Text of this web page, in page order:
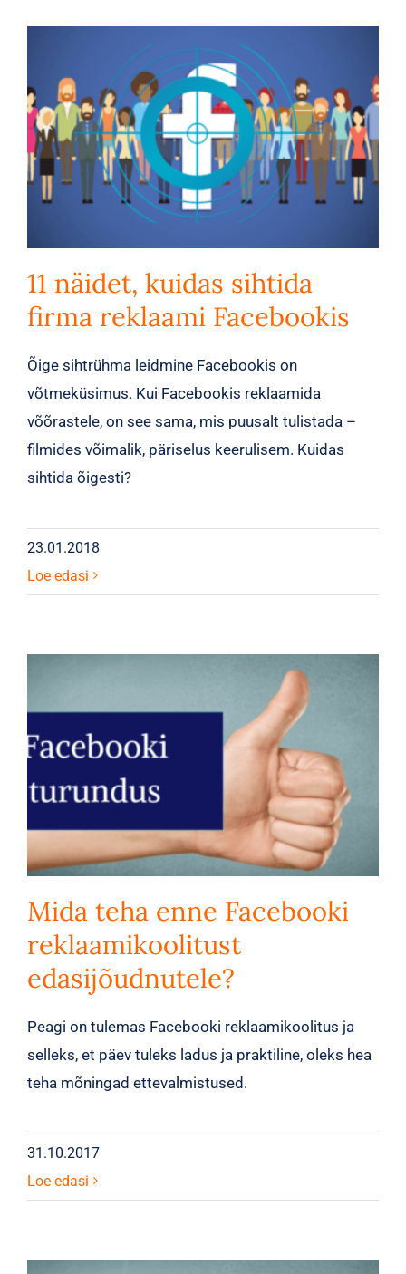
11 näidet, kuidas sihtida
firma reklaami Facebookis
Õige sihtrühma leidmine Facebookis on
võtmeküsimus. Kui Facebookis reklaamida
võõrastele, on see sama, mis puusalt tulistada –
filmides võimalik, päriselus keerulisem. Kuidas
sihtida õigesti?
23.01.2018
Loe edasi
Mida teha enne Facebooki
reklaamikoolitust
edasijõudnutele?
Peagi on tulemas Facebooki reklaamikoolitus ja
selleks, et päev tuleks ladus ja praktiline, oleks hea
teha mõningad ettevalmistused.
31.10.2017
Loe edasi